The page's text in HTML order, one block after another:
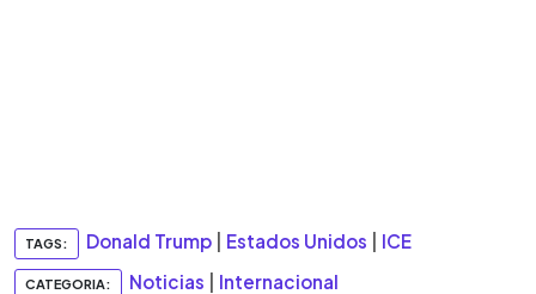
TAGS: Donald Trump Estados Unidos ICE
CATEGORIA: Noticias Internacional